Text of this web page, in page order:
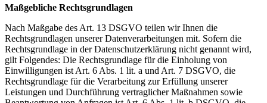
Maßgebliche Rechtsgrundlagen
Nach Maßgabe des Art. 13 DSGVO teilen wir Ihnen die
Rechtsgrundlagen unserer Datenverarbeitungen mit. Sofern die
Rechtsgrundlage in der Datenschutzerklärung nicht genannt wird,
gilt Folgendes: Die Rechtsgrundlage für die Einholung von
Einwilligungen ist Art. 6 Abs. 1 lit. a und Art. 7 DSGVO, die
Rechtsgrundlage für die Verarbeitung zur Erfüllung unserer
Leistungen und Durchführung vertraglicher Maßnahmen sowie